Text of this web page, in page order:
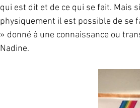
qui est dit et de ce qui se fait. Mais
physiquement il est possible de se
» donné à une connaissance ou
Nadine.